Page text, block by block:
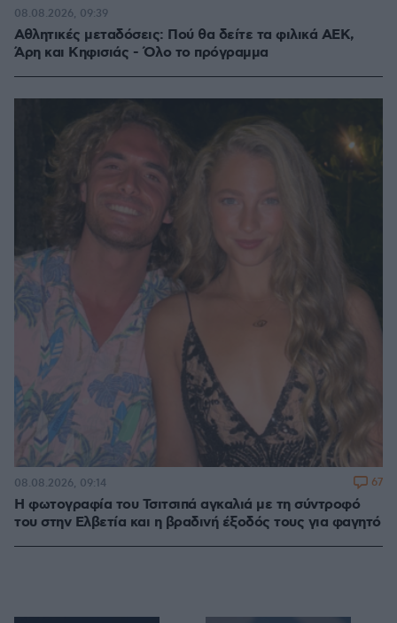
Αθλητικές μεταδόσεις: Πού θα δείτε τα φιλικά ΑΕΚ,
Άρη και Κηφισιάς - Όλο το πρόγραμμα
08.08.2026, 09:39
Η φωτογραφία του Τσιτσιπά αγκαλιά με τη σύντροφό
του στην Ελβετία και η βραδινή έξοδός τους για φαγητό
08.08.2026, 09:14 67